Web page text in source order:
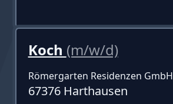
Koch (m/w/d)
Römergarten Residenzen GmbH
67376 Harthausen